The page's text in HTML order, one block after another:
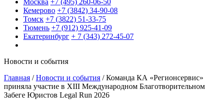
Москва +7 (495) 260-06-50
Кемерово +7 (3842) 34-90-08
Томск +7 (3822) 51-33-75
Тюмень +7 (912) 925-41-09
Екатеринбург + 7 (343) 272-45-07
Новости и события
Главная /Новости и события /Команда КА «Регионсервис»
приняла участие в XIII Международном Благотворительном
Забеге Юристов Legal Run 2026